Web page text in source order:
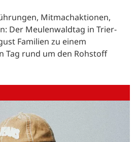
Mitmachaktionen,
Der Meulenwaldtag in Trier-
Familien zu einem
Tag rund um den Rohstoff